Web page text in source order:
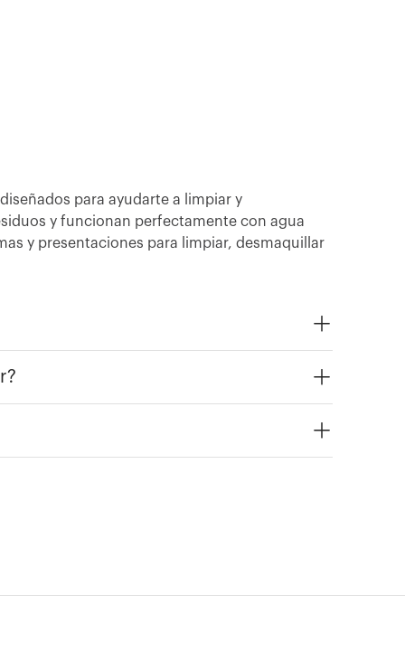
para ayudarte a limpiar y
y funcionan perfectamente con agua
y presentaciones para limpiar, desmaquillar